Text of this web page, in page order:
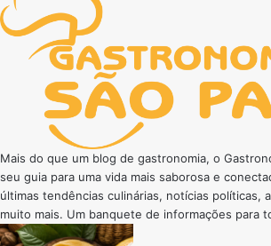
Mais do que um blog de gastronomia, o
seu guia para uma vida mais saborosa e
últimas tendências culinárias, notícias políticas,
muito mais. Um banquete de informações para